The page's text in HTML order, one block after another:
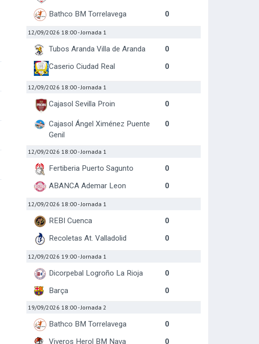
Bathco BM Torrelavega 0
12/09/2026 18:00- Jornada 1
Tubos Aranda Villa de Aranda
0
Caserio Ciudad Real
0
12/09/2026 18:00- Jornada 1
Cajasol Sevilla Proin 0
Cajasol Ángel Ximénez Puente
Genil
0
12/09/2026 18:00- Jornada 1
Fertiberia Puerto Sagunto
0
ABANCA Ademar Leon
0
12/09/2026 18:00- Jornada 1
REBI Cuenca
0
Recoletas At. Valladolid
0
12/09/2026 19:00- Jornada 1
Dicorpebal Logroño La Rioja
0
Barça
0
19/09/2026 18:00- Jornada 2
Bathco BM Torrelavega
0
Viveros Herol BM Nava
0